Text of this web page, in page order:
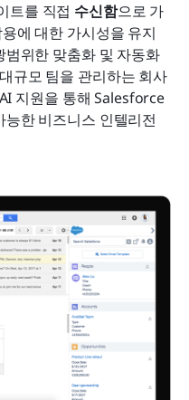
트를 직접 수신함으로 가
에 대한 가시성을 유지
위한 맞춤화 및 자동화
규모 팀을 관리하는 회사
지원을 통해 Salesforce
능한 비즈니스 인텔리전